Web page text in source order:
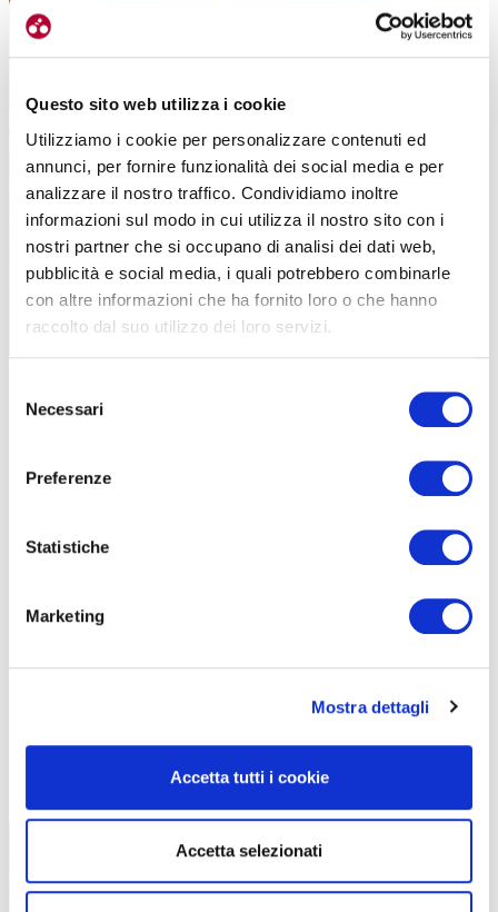
Questo sito web utilizza i cookie
Utilizziamo i cookie per personalizzare contenuti ed
annunci, per fornire funzionalità dei social media e per
analizzare il nostro traffico. Condividiamo inoltre
informazioni sul modo in cui utilizza il nostro sito con i
nostri partner che si occupano di analisi dei dati web,
pubblicità e social media, i quali potrebbero combinarle
con altre informazioni che ha fornito loro o che hanno
raccolto dal suo utilizzo dei loro servizi.
delNecessari
Preferenze
Statistiche
Marketing
Mostra dettagli
Accetta tutti i cookie
Accetta selezionati
ABBAZIA DI MONTECASSINO,
L’EMOZIONE ALLA FINE DEL CAMMINO
|13-09-2025
MTB
LA
PER LA
TUTTE LE CATEGORIE DEL MAGAZINE